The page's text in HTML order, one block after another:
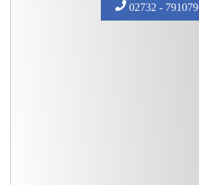
02732 - 791079